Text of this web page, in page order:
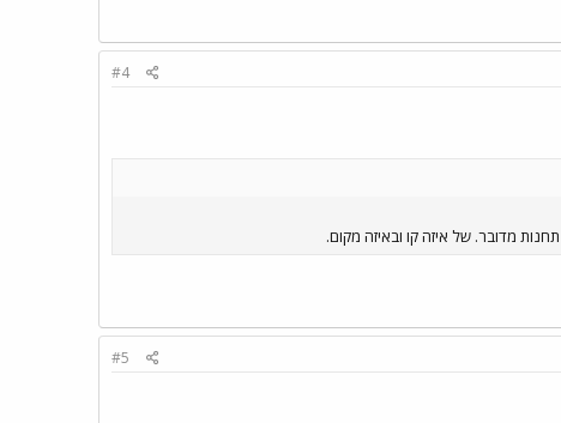
#4
מדובר. של איזה קו ובאיזה מקום.
#5